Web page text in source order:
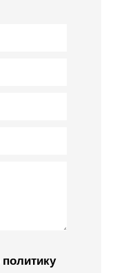
политику